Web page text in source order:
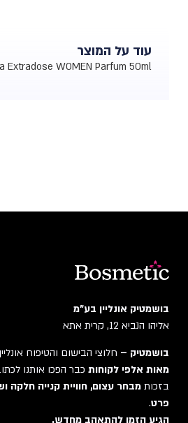
עוד על המוצר
Extradose WOMEN Parfum 50ml
בושמטיק אונליין בע"מ
אליהו הנביא 12, קרית אתא
בושמטיק – חלוצי הבישום והטיפוח
מאות אלפי לקוחות כבר הפכו אותנו
בזכות מבחר עצום, חוויית קנייה חלקה
פרט.
הגיע הזמן להתאהב מחדש.